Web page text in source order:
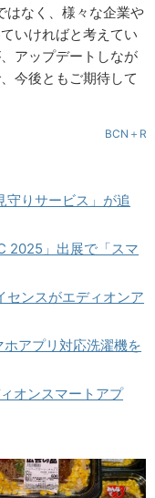
はなく、様々な企業や
いければと考えてい
アップデートしなが
今後ともご期待して
BCN＋R
守りサービス」が追
2025」出展で「スマ
センスがエディオンア
アプリ対応洗濯機を
オンスマートアプ